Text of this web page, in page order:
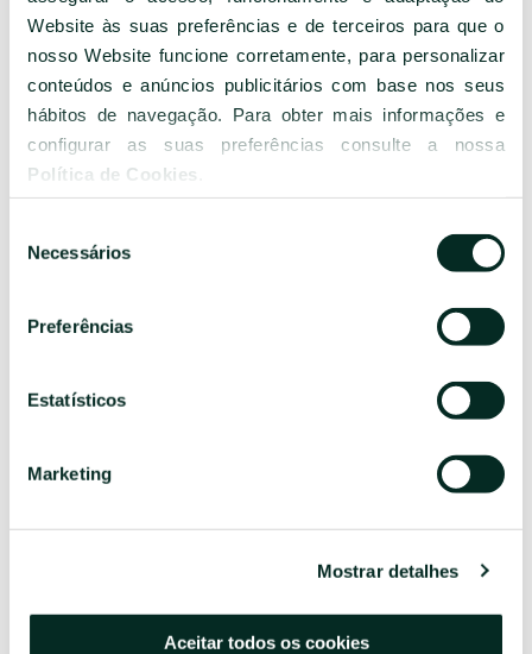
Website às suas preferências e de terceiros para que o
nosso Website funcione corretamente, para personalizar
conteúdos e anúncios publicitários com base nos seus
hábitos de navegação. Para obter mais informações e
configurar as suas preferências consulte a nossa
Política de Cookies
Necessários
Preferências
Estatísticos
Marketing
Mostrar detalhes
Aceitar todos os cookies
Outros quartos
(CLÁSSICO)
Delgada. Podem acomodar até 2 hóspedes.
RESERVE JÁ